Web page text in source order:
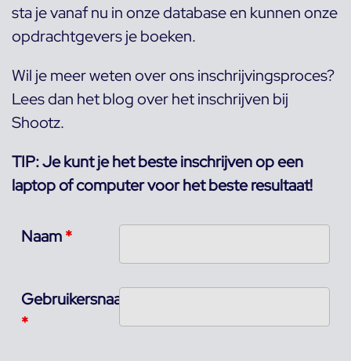
sta je vanaf nu in onze database en kunnen onze
opdrachtgevers je boeken.
Wil je meer weten over ons inschrijvingsproces?
Lees dan het blog over hetinschrijven bij
Shootz.
TIP: Je kunt je het beste inschrijven op een
laptop of computer voor het beste resultaat!
Naam*
Gebruikersnaam
*